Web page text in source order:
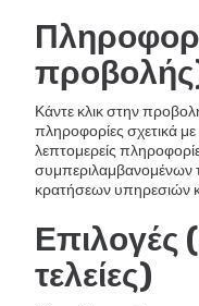
Κάντε κλικ στην
πληροφορίες σχετικά
λεπτομερείς
συμπεριλαμβανομένων
κρατήσεων υπηρεσιών
Επιλογές
τελείες)